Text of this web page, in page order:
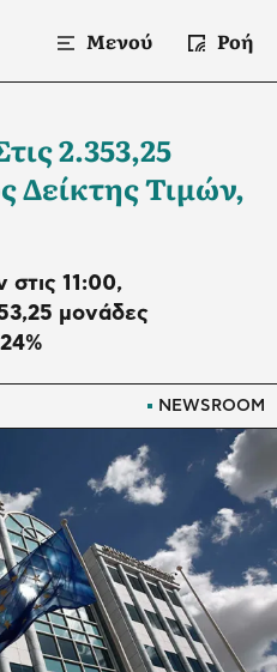
Μενού Ροή
NEWSROOM
2.353,25
Δείκτης Τιμών,
στις 11:00,
μονάδες